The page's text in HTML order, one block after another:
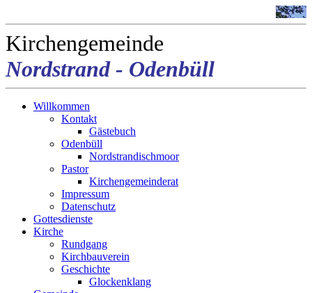
Kirchengemeinde
Nordstrand - Odenbüll
Willkommen
Kontakt
Gästebuch
Odenbüll
Nordstrandischmoor
Pastor
Kirchengemeinderat
Impressum
Datenschutz
Gottesdienste
Kirche
Rundgang
Kirchbauverein
Geschichte
Glockenklang